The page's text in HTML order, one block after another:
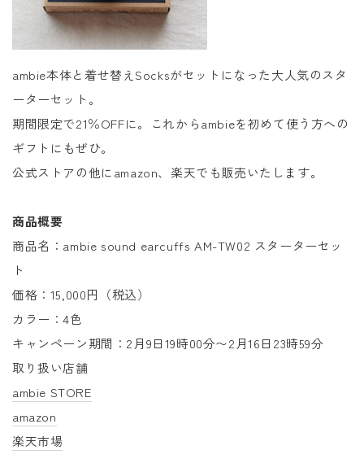
ambie本体と着せ替えSocksがセットになった大人気のスタ
ーターセット。
期間限定で21％OFFに。これからambieを初めて使う方への
ギフトにもぜひ。
公式ストアの他にamazon、楽天でも販売いたします。
商品概要
商品名：ambie sound earcuffs AM-TW02 スターターセッ
ト
価格：15,000円（税込）
カラー：4色
キャンペーン期間：2月9日19時00分〜2月16日23時59分
取り扱い店舗
ambie STORE
amazon
楽天市場